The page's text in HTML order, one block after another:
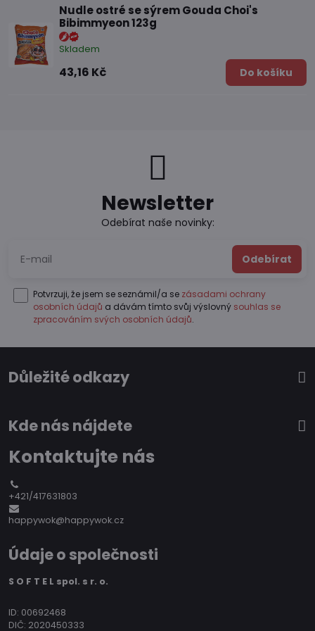
Nudle ostré se sýrem Gouda Choi's
Bibimmyeon 123g
Skladem
43,16 Kč Do košíku
Newsletter
Odebírat naše novinky:
Odebírat
Potvrzuji, že jsem se seznámil/a se zásadami ochrany
osobních údajů a dávám tímto svůj výslovný souhlas se
zpracováním svých osobních údajů.
Důležité odkazy
Kde nás nájdete
Kontaktujte nás
+421/417631803
happywok@happywok.cz
Údaje o společnosti
S O F T E L spol. s r. o.
ID: 00692468
DIČ: 2020450333